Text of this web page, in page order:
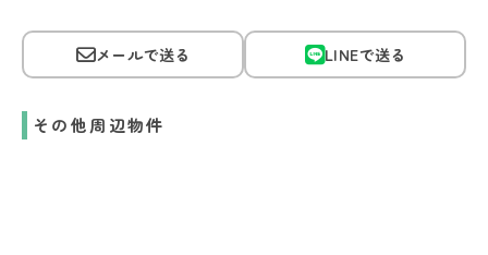
メールで送る LINEで送る
その他周辺物件